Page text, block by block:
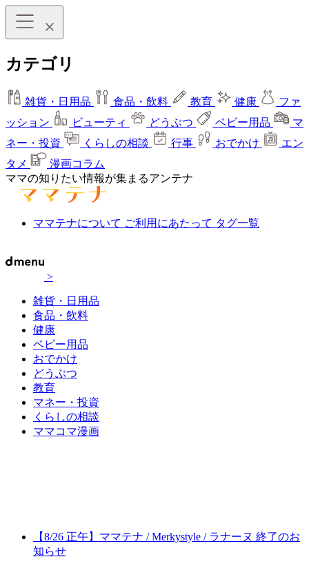
カテゴリ
雑貨・日用品 食品・飲料 教育 健康
ファ
ッション
ビューティ どうぶつ ベビー用品
マ
ネー・投資
くらしの相談 行事 おでかけ
エン
タメ
漫画コラム
ママの知りたい情報が集まるアンテナ
ママテナについて ご利用にあたって タグ一覧
>
雑貨・日用品
食品・飲料
健康
ベビー用品
おでかけ
どうぶつ
教育
マネー・投資
くらしの相談
ママコマ漫画
【8/26 正午】ママテナ / Merkystyle / ラナーヌ 終了のお
知らせ